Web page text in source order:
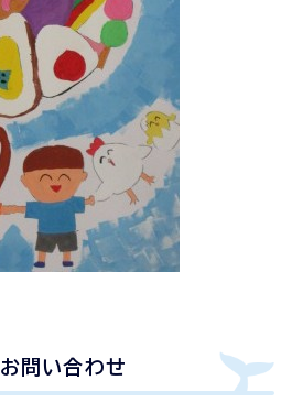
お問い合わせ